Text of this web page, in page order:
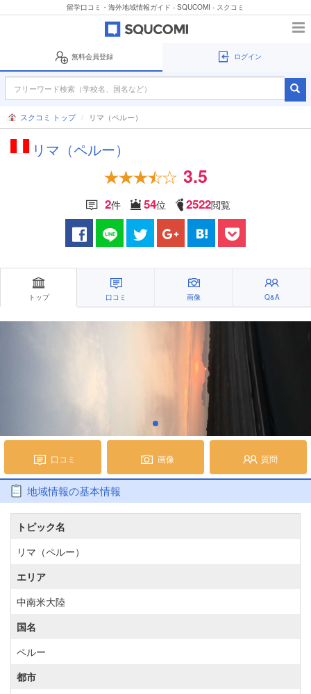
留学口コミ・海外地域情報ガイド - SQUCOMI - スクコミ
無料会員登録 ログイン
スクコミ トップ リマ（ペルー）
リマ（ペルー）
3.5
2件 54位 2522閲覧
トップ 口コミ 画像 Q&A
口コミ 画像 質問
地域情報の基本情報
トピック名
リマ（ペルー）
エリア
中南米大陸
国名
ペルー
都市